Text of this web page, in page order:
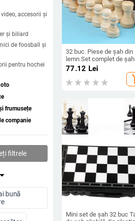
accesorii și
și biliard
de foosball și
pentru hochei
frumusețe
companie
filtrele
arrow_drop_down
bună
32 buc. Piese de șah din
lemn Set complet de șah
Chessmen International
Word, alb-negru,
de divertisment
77.12 Lei
Mini set de șah 32 buc